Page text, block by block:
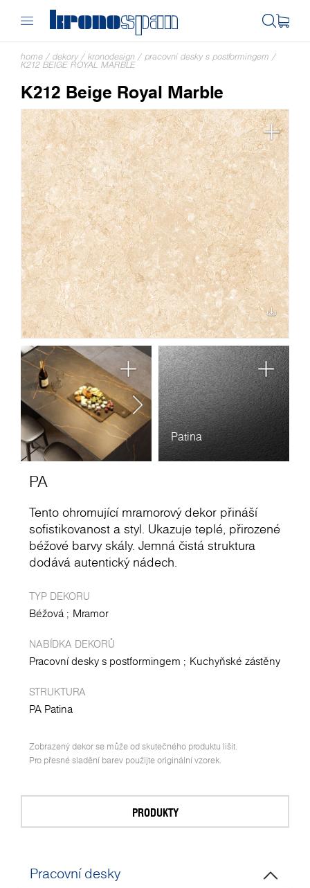
home / dekory / kronodesign / pracovní desky s postformingem /
K212 BEIGE ROYAL MARBLE
K212 Beige Royal Marble
Patina
PA
Tento ohromující mramorový dekor přináší
sofistikovanost a styl. Ukazuje teplé, přirozené
béžové barvy skály. Jemná čistá struktura
dodává autentický nádech.
TYP DEKORU
Béžová Mramor
NABÍDKA DEKORŮ
Pracovní desky s postformingem Kuchyňské zástěny
STRUKTURA
PA Patina
Zobrazený dekor se může od skutečného produktu lišit.
Pro přesné sladění barev použijte originální vzorek.
PRODUKTY
Pracovní desky